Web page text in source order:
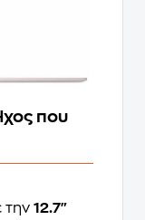
που
την 12.7"